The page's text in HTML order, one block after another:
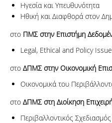
Ηγεσία και Υπευθυνότητα
Ηθική και Διαφθορά στον
στο ΠΜΣ στην Επιστήμη
Legal, Ethical and Policy
στο ΔΠΜΣ στην Οικονομική
Οικονομικά του
στο ΔΠΜΣ στη Διοίκηση
Περιβαλλοντικός